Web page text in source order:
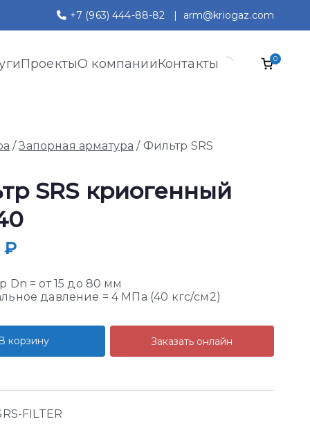
+7 (963) 444-88-82 | arm@kriogaz.com
ПроектыО компанииКонтакты 0
/Запорная арматура / Фильтр SRS
SRS криогенный
₽
Dn = от 15 до 80 мм
давление = 4 МПа (40 кгс/см2)
корзину Заказать онлайн
FILTER